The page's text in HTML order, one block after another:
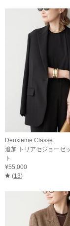
Deuxieme Classe
追加 トリアセジョーゼ
ト
¥55,000
(13)